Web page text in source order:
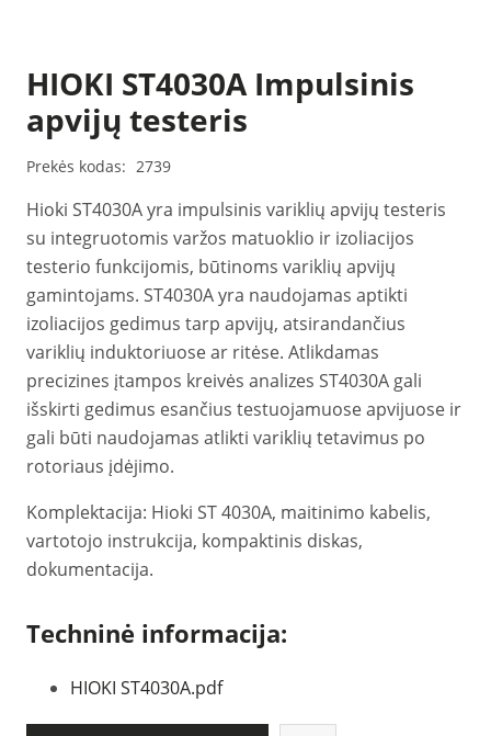
HIOKI ST4030A Impulsinis
apvijų testeris
Prekės kodas: 2739
Hioki ST4030A yra impulsinis variklių apvijų testeris
su integruotomis varžos matuoklio ir izoliacijos
testerio funkcijomis, būtinoms variklių apvijų
gamintojams. ST4030A yra naudojamas aptikti
izoliacijos gedimus tarp apvijų, atsirandančius
variklių induktoriuose ar ritėse. Atlikdamas
precizines įtampos kreivės analizes ST4030A gali
išskirti gedimus esančius testuojamuose apvijuose ir
gali būti naudojamas atlikti variklių tetavimus po
rotoriaus įdėjimo.
Komplektacija: Hioki ST 4030A, maitinimo kabelis,
vartotojo instrukcija, kompaktinis diskas,
dokumentacija.
Techninė informacija:
HIOKI ST4030A.pdf